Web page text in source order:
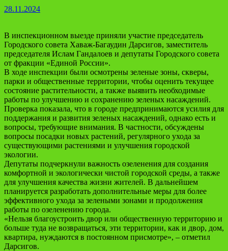
28.11.2024
В инспекционном выезде приняли участие председатель
Городского совета Хаваж-Багаудин Дарсигов, заместитель
председателя Ислам Гандалоев и депутаты Городского совета
от фракции «Единой России».
В ходе инспекции были осмотрены зеленые зоны, скверы,
парки и общественные территории, чтобы оценить текущее
состояние растительности, а также выявить необходимые
работы по улучшению и сохранению зеленых насаждений.
Проверка показала, что в городе предпринимаются усилия для
поддержания и развития зеленых насаждений, однако есть и
вопросы, требующие внимания. В частности, обсуждены
вопросы посадки новых растений, регулярного ухода за
существующими растениями и улучшения городской
экологии.
Депутаты подчеркнули важность озеленения для создания
комфортной и экологически чистой городской среды, а также
для улучшения качества жизни жителей. В дальнейшем
планируется разработать дополнительные меры для более
эффективного ухода за зелеными зонами и продолжения
работы по озеленению города.
«Нельзя благоустроить двор или общественную территорию и
больше туда не возвращаться, эти территории, как и двор, дом,
квартира, нуждаются в постоянном присмотре», – отметил
Дарсигов.